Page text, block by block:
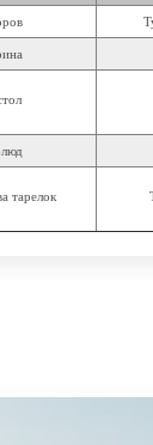
тарелок